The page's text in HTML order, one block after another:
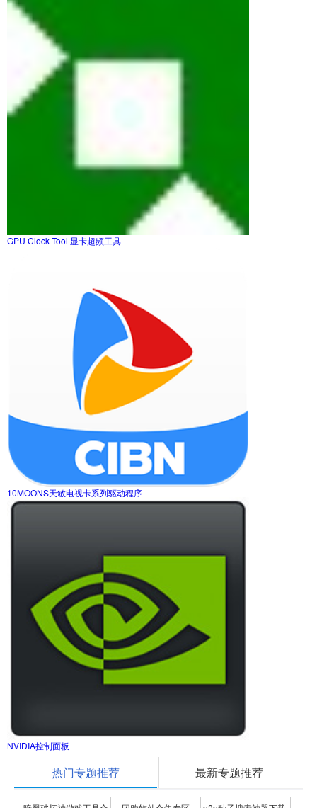
GPU Clock Tool 显卡超频工具
10MOONS天敏电视卡系列驱动程序
NVIDIA控制面板
热门专题推荐 最新专题推荐